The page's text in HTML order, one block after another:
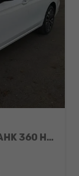
2.0 TDI 142kW 4x4 Selection DSG AHK 360 Head Up